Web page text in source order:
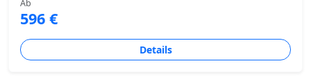
Ab
596 €
Details